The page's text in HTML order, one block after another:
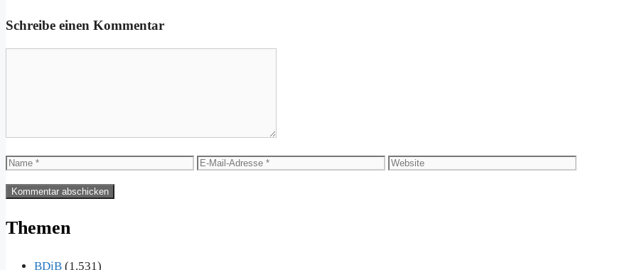
Schreibe einen Kommentar
Name
E-
Website
Themen
BDiB (1.531)